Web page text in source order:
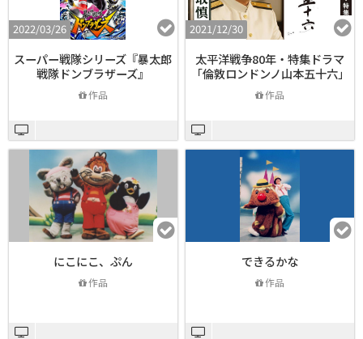
2022/03/26
スーパー戦隊シリーズ『暴太郎
戦隊ドンブラザーズ』
作品
2021/12/30
太平洋戦争80年・特集ドラマ
「倫敦ロンドンノ山本五十六」
作品
にこにこ、ぷん
作品
できるかな
作品